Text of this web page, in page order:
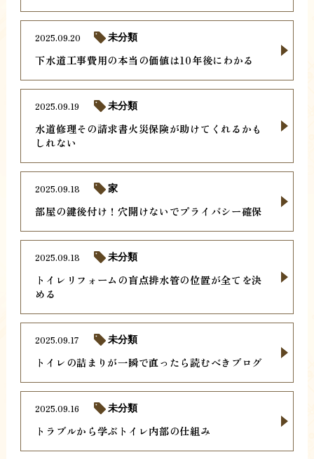
下水道工事費用の本当の価値は10年後にわかる
2025.09.20 未分類
水道修理その請求書火災保険が助けてくれるかも
しれない
2025.09.19 未分類
部屋の鍵後付け！穴開けないでプライバシー確保
2025.09.18 家
トイレリフォームの盲点排水管の位置が全てを決
める
2025.09.18 未分類
トイレの詰まりが一瞬で直ったら読むべきブログ
2025.09.17 未分類
トラブルから学ぶトイレ内部の仕組み
2025.09.16 未分類